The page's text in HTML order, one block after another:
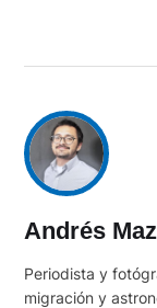
Andrés
Periodista y
migración y